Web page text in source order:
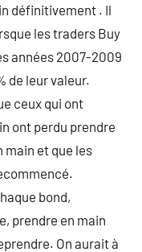
définitivement . Il
les traders Buy
années 2007-2009
de leur valeur.
ceux qui ont
ont perdu prendre
main et que les
bond,
prendre en main
On aurait à